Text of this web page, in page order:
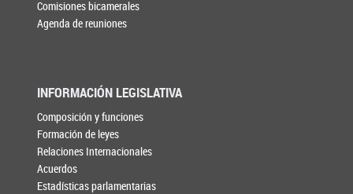
Comisiones bicamerales
Agenda de reuniones
INFORMACIÓN LEGISLATIVA
Composición y funciones
Formación de leyes
Relaciones Internacionales
Acuerdos
Estadísticas parlamentarias